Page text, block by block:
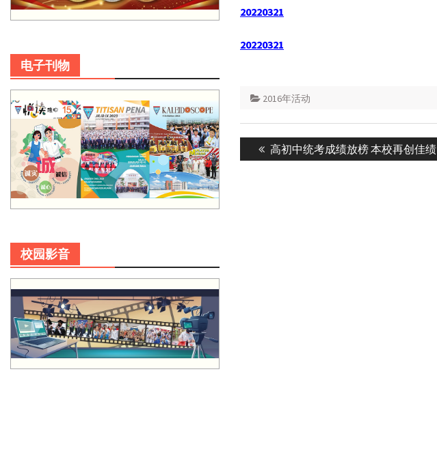
20220321
20220321
2016年活动
Post
navigation
Previous
post:
高初中统考成绩放榜 本校再创佳绩
电子刊物
校园影音